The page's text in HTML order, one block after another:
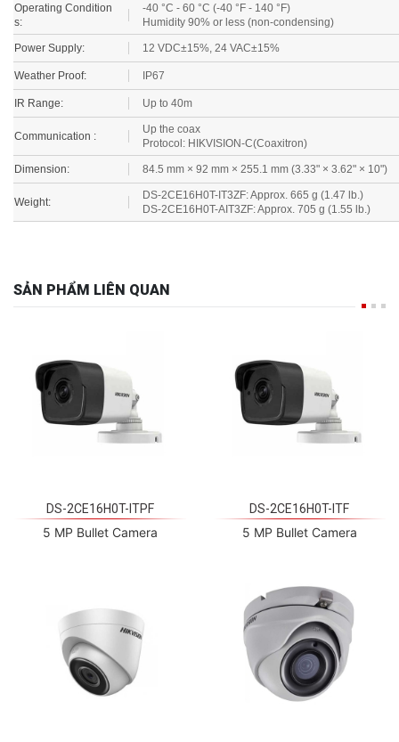
Operating Condition
s:
-40 °C - 60 °C (-40 °F - 140 °F)
Humidity 90% or less (non-condensing)
Power Supply: 12 VDC±15%, 24 VAC±15%
Weather Proof: IP67
IR Range: Up to 40m
Communication :
Up the coax
Protocol: HIKVISION-C(Coaxitron)
Dimension: 84.5 mm × 92 mm × 255.1 mm (3.33" × 3.62" × 10")
Weight:
DS-2CE16H0T-IT3ZF: Approx. 665 g (1.47 lb.)
DS-2CE16H0T-AIT3ZF: Approx. 705 g (1.55 lb.)
SẢN PHẨM LIÊN QUAN
DS-2CE16H0T-ITPF
5 MP Bullet Camera
DS-2CE16H0T-ITF
5 MP Bullet Camera